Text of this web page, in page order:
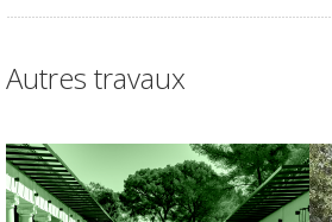
Autres travaux
ROCABELLA II – LE PRADET
MOE / Réhabilitation d’un